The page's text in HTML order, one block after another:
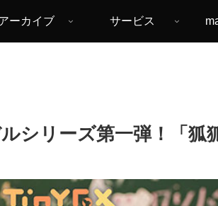
ーカイブ サービス
シリーズ第一弾！「狐